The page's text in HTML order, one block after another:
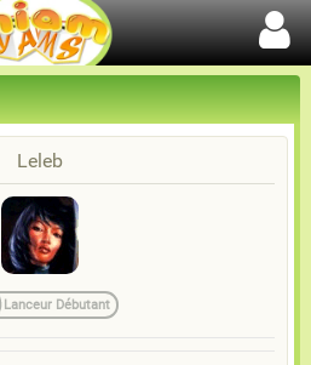
Leleb
Lanceur Débutant